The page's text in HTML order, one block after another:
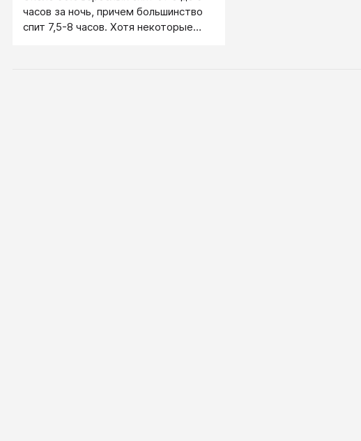
часов за ночь, причем большинство
спит 7,5-8 часов. Хотя некоторые